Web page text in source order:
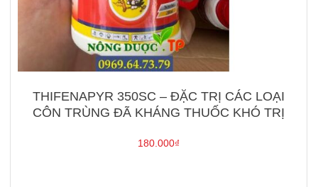
THIFENAPYR 350SC – ĐẶC TRỊ CÁC LOẠI
CÔN TRÙNG ĐÃ KHÁNG THUỐC KHÓ TRỊ
180.000₫